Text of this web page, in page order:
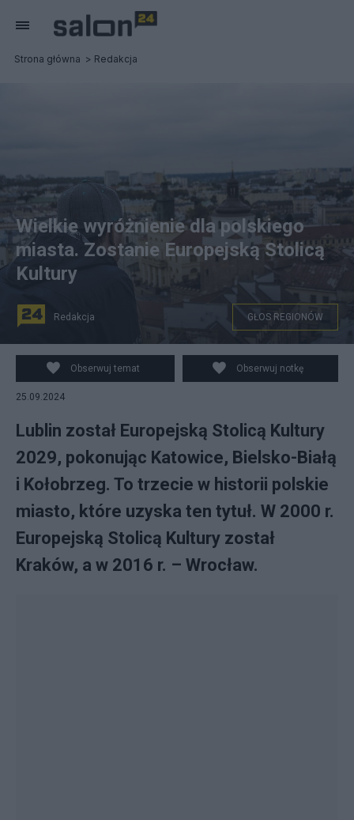
Strona główna Redakcja
fot. Pixabay
Wielkie wyróżnienie dla polskiego
miasta. Zostanie Europejską Stolicą
Kultury
Redakcja GŁOS REGIONÓW
Obserwuj temat Obserwuj notkę
25.09.2024
Lublin został Europejską Stolicą Kultury
2029, pokonując Katowice, Bielsko-Białą
i Kołobrzeg. To trzecie w historii polskie
miasto, które uzyska ten tytuł. W 2000 r.
Europejską Stolicą Kultury został
Kraków, a w 2016 r. – Wrocław.